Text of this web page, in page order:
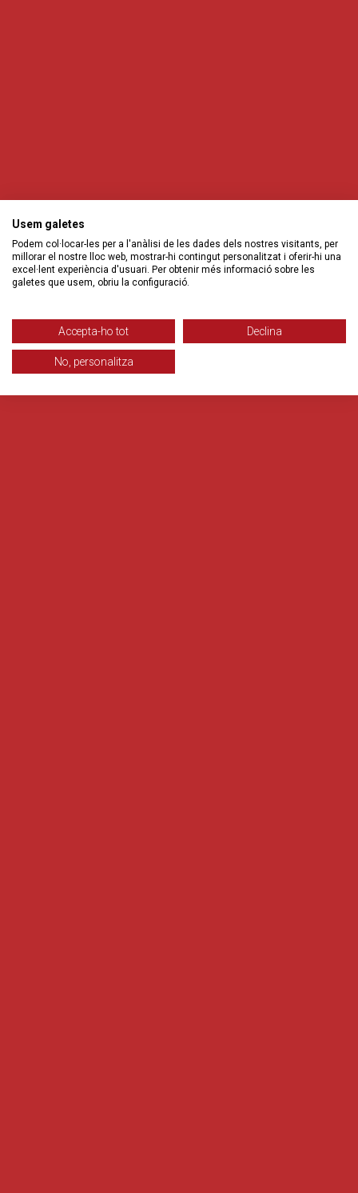
Usem galetes
Podem col·locar-les per a l'anàlisi de les dades dels nostres visitants, per
millorar el nostre lloc web, mostrar-hi contingut personalitzat i oferir-hi una
excel·lent experiència d'usuari. Per obtenir més informació sobre les
galetes que usem, obriu la configuració.
Accepta-ho tot Declina
No, personalitza